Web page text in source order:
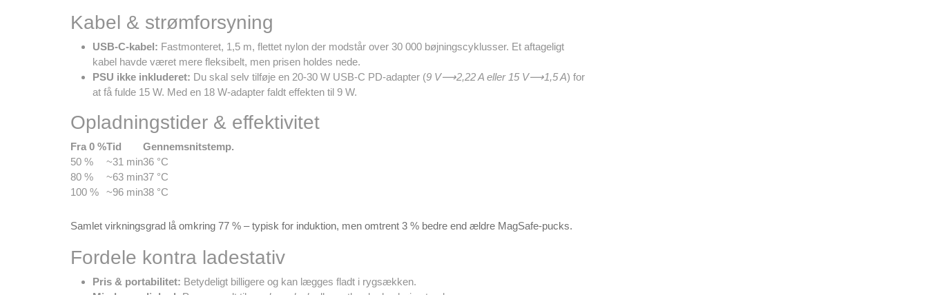
Kabel & strømforsyning
USB-C-kabel: Fastmonteret, 1,5 m, flettet nylon der modstår over 30 000 bøjningscyklusser. Et aftageligt
kabel havde været mere fleksibelt, men prisen holdes nede.
PSU ikke inkluderet: Du skal selv tilføje en 20-30 W USB-C PD-adapter (9 V⟶2,22 A eller 15 V⟶1,5 A) for
at få fulde 15 W. Med en 18 W-adapter faldt effekten til 9 W.
Opladningstider & effektivitet
Fra 0 %Tid
Gennemsnitstemp.
50 %
~31 min36 °C
80 %
~63 min37 °C
100 %
~96 min38 °C
Samlet virkningsgrad lå omkring 77 % – typisk for induktion, men omtrent 3 % bedre end ældre MagSafe-pucks.
Fordele kontra ladestativ
Pris & portabilitet: Betydeligt billigere og kan lægges fladt i rygsækken.